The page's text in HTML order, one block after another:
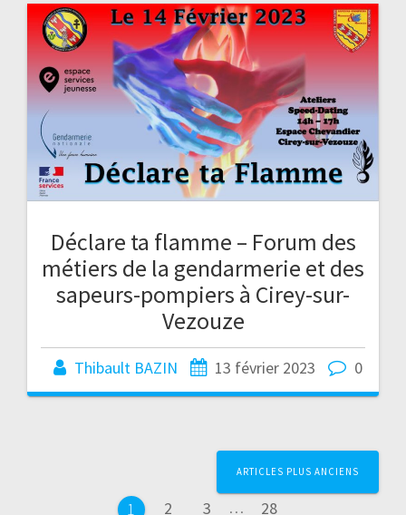
Déclare ta flamme – Forum des
métiers de la gendarmerie et des
sapeurs-pompiers à Cirey-sur-
Vezouze
Thibault BAZIN 13 février 2023 0
1 2 3 … 28
ARTICLES PLUS ANCIENS